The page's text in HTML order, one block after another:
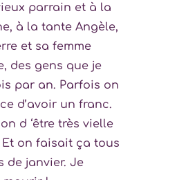
parrain et à la
à la tante Angèle,
et sa femme
des gens que je
par an. Parfois on
d’avoir un franc.
d ‘être très vielle
on faisait ça tous
de janvier. Je